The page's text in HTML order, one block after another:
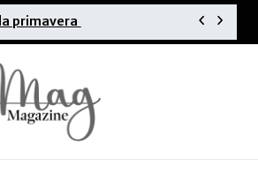
le migliori creme solari